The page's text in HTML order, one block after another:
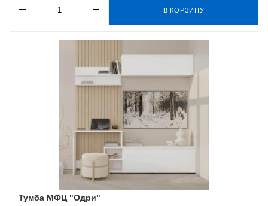
В КОРЗИНУ
Тумба МФЦ "Одри"